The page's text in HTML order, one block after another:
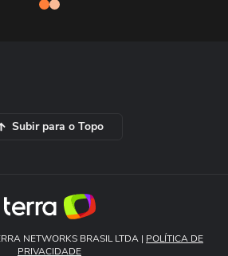
Subir para o Topo
NETWORKS BRASIL LTDA | POLÍTICA DE
PRIVACIDADE